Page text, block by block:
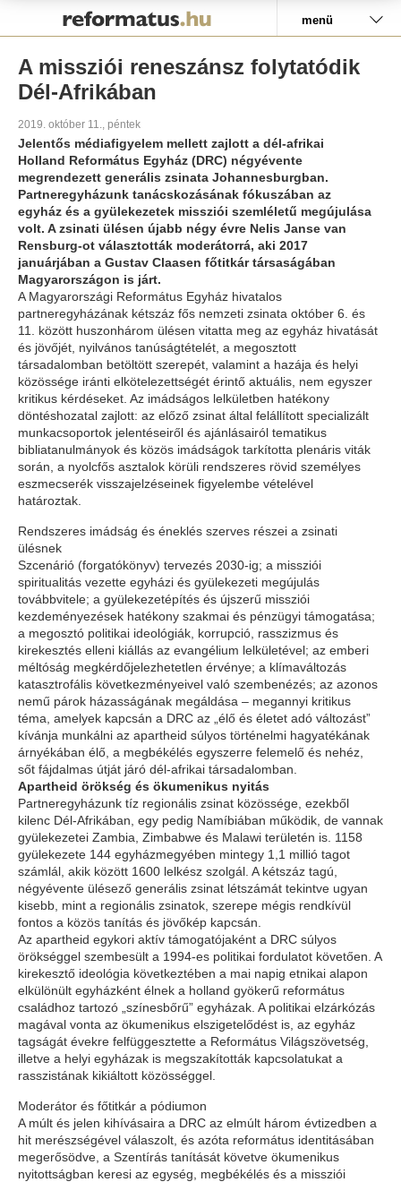
menü
A missziói reneszánsz folytatódik
Dél-Afrikában
2019. október 11., péntek
Jelentős médiafigyelem mellett zajlott a dél-afrikai
Holland Református Egyház (DRC) négyévente
megrendezett generális zsinata Johannesburgban.
Partneregyházunk tanácskozásának fókuszában az
egyház és a gyülekezetek missziói szemléletű megújulása
volt. A zsinati ülésen újabb négy évre Nelis Janse van
Rensburg-ot választották moderátorrá, aki 2017
januárjában a Gustav Claasen főtitkár társaságában
Magyarországon is járt.
A Magyarországi Református Egyház hivatalos
partneregyházának kétszáz fős nemzeti zsinata október 6. és
11. között huszonhárom ülésen vitatta meg az egyház hivatását
és jövőjét, nyilvános tanúságtételét, a megosztott
társadalomban betöltött szerepét, valamint a hazája és helyi
közössége iránti elkötelezettségét érintő aktuális, nem egyszer
kritikus kérdéseket. Az imádságos lelkületben hatékony
döntéshozatal zajlott: az előző zsinat által felállított specializált
munkacsoportok jelentéseiről és ajánlásairól tematikus
bibliatanulmányok és közös imádságok tarkította plenáris viták
során, a nyolcfős asztalok körüli rendszeres rövid személyes
eszmecserék visszajelzéseinek figyelembe vételével
határoztak.
Rendszeres imádság és éneklés szerves részei a zsinati
ülésnek
Szcenárió (forgatókönyv) tervezés 2030-ig; a missziói
spiritualitás vezette egyházi és gyülekezeti megújulás
továbbvitele; a gyülekezetépítés és újszerű missziói
kezdeményezések hatékony szakmai és pénzügyi támogatása;
a megosztó politikai ideológiák, korrupció, rasszizmus és
kirekesztés elleni kiállás az evangélium lelkületével; az emberi
méltóság megkérdőjelezhetetlen érvénye; a klímaváltozás
katasztrofális következményeivel való szembenézés; az azonos
nemű párok házasságának megáldása – megannyi kritikus
téma, amelyek kapcsán a DRC az „élő és életet adó változást”
kívánja munkálni az apartheid súlyos történelmi hagyatékának
árnyékában élő, a megbékélés egyszerre felemelő és nehéz,
sőt fájdalmas útját járó dél-afrikai társadalomban.
Apartheid örökség és ökumenikus nyitás
Partneregyházunk tíz regionális zsinat közössége, ezekből
kilenc Dél-Afrikában, egy pedig Namíbiában működik, de vannak
gyülekezetei Zambia, Zimbabwe és Malawi területén is. 1158
gyülekezete 144 egyházmegyében mintegy 1,1 millió tagot
számlál, akik között 1600 lelkész szolgál. A kétszáz tagú,
négyévente ülésező generális zsinat létszámát tekintve ugyan
kisebb, mint a regionális zsinatok, szerepe mégis rendkívül
fontos a közös tanítás és jövőkép kapcsán.
Az apartheid egykori aktív támogatójaként a DRC súlyos
örökséggel szembesült a 1994-es politikai fordulatot követően. A
kirekesztő ideológia következtében a mai napig etnikai alapon
elkülönült egyházként élnek a holland gyökerű református
családhoz tartozó „színesbőrű” egyházak. A politikai elzárkózás
magával vonta az ökumenikus elszigetelődést is, az egyház
tagságát évekre felfüggesztette a Református Világszövetség,
illetve a helyi egyházak is megszakították kapcsolatukat a
rasszistának kikiáltott közösséggel.
Moderátor és főtitkár a pódiumon
A múlt és jelen kihívásaira a DRC az elmúlt három évtizedben a
hit merészségével válaszolt, és azóta református identitásában
megerősödve, a Szentírás tanítását követve ökumenikus
nyitottságban keresi az egység, megbékélés és a missziói